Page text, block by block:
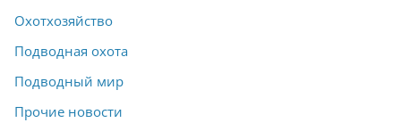
Охотхозяйство
Подводная охота
Подводный мир
Прочие новости